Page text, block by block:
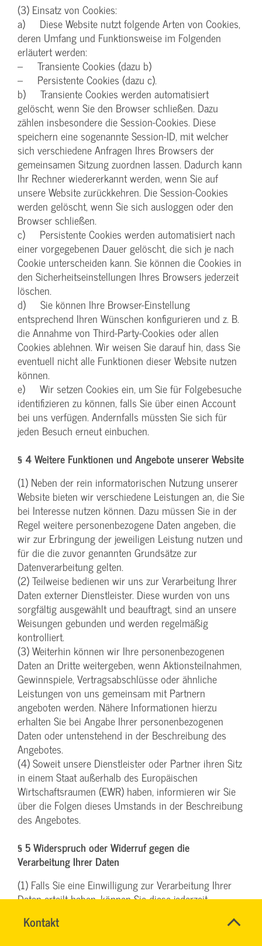
Kontakt
TEAM
Name*
(3) Einsatz von Cookies:
a) Diese Website nutzt folgende Arten von Cookies,
deren Umfang und Funktionsweise im Folgenden
erläutert werden:
– Transiente Cookies (dazu b)
– Persistente Cookies (dazu c).
b) Transiente Cookies werden automatisiert
gelöscht, wenn Sie den Browser schließen. Dazu
zählen insbesondere die Session-Cookies. Diese
speichern eine sogenannte Session-ID, mit welcher
sich verschiedene Anfragen Ihres Browsers der
gemeinsamen Sitzung zuordnen lassen. Dadurch kann
Ihr Rechner wiedererkannt werden, wenn Sie auf
unsere Website zurückkehren. Die Session-Cookies
werden gelöscht, wenn Sie sich ausloggen oder den
Browser schließen.
c) Persistente Cookies werden automatisiert nach
einer vorgegebenen Dauer gelöscht, die sich je nach
Cookie unterscheiden kann. Sie können die Cookies in
den Sicherheitseinstellungen Ihres Browsers jederzeit
löschen.
d) Sie können Ihre Browser-Einstellung
entsprechend Ihren Wünschen konfigurieren und z. B.
die Annahme von Third-Party-Cookies oder allen
Cookies ablehnen. Wir weisen Sie darauf hin, dass Sie
eventuell nicht alle Funktionen dieser Website nutzen
können.
e) Wir setzen Cookies ein, um Sie für Folgebesuche
identifizieren zu können, falls Sie über einen Account
bei uns verfügen. Andernfalls müssten Sie sich für
jeden Besuch erneut einbuchen.
§ 4 Weitere Funktionen und Angebote unserer Website
(1) Neben der rein informatorischen Nutzung unserer
Website bieten wir verschiedene Leistungen an, die Sie
bei Interesse nutzen können. Dazu müssen Sie in der
Regel weitere personenbezogene Daten angeben, die
wir zur Erbringung der jeweiligen Leistung nutzen und
für die die zuvor genannten Grundsätze zur
Datenverarbeitung gelten.
(2) Teilweise bedienen wir uns zur Verarbeitung Ihrer
Daten externer Dienstleister. Diese wurden von uns
sorgfältig ausgewählt und beauftragt, sind an unsere
Weisungen gebunden und werden regelmäßig
kontrolliert.
(3) Weiterhin können wir Ihre personenbezogenen
Daten an Dritte weitergeben, wenn Aktionsteilnahmen,
Gewinnspiele, Vertragsabschlüsse oder ähnliche
Leistungen von uns gemeinsam mit Partnern
angeboten werden. Nähere Informationen hierzu
erhalten Sie bei Angabe Ihrer personenbezogenen
Daten oder untenstehend in der Beschreibung des
Angebotes.
(4) Soweit unsere Dienstleister oder Partner ihren Sitz
in einem Staat außerhalb des Europäischen
Wirtschaftsraumen (EWR) haben, informieren wir Sie
über die Folgen dieses Umstands in der Beschreibung
des Angebotes.
§ 5 Widerspruch oder Widerruf gegen die
Verarbeitung Ihrer Daten
(1) Falls Sie eine Einwilligung zur Verarbeitung Ihrer
Daten erteilt haben, können Sie diese jederzeit
Zulässigkeit der Verarbeitung Ihrer